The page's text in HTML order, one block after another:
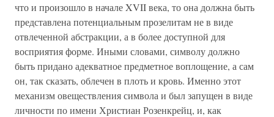
что и произошло в начале XVII века, то она должна быть
представлена потенциальным прозелитам не в виде
отвлеченной абстракции, а в более доступной для
восприятия форме. Иными словами, символу должно
быть придано адекватное предметное воплощение, а сам
он, так сказать, облечен в плоть и кровь. Именно этот
механизм овеществления символа и был запущен в виде
личности по имени Христиан Розенкрейц, и, как